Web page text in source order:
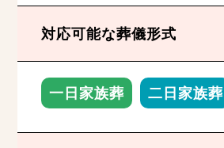
対応可能な葬儀形式
一日家族葬 二日家族葬